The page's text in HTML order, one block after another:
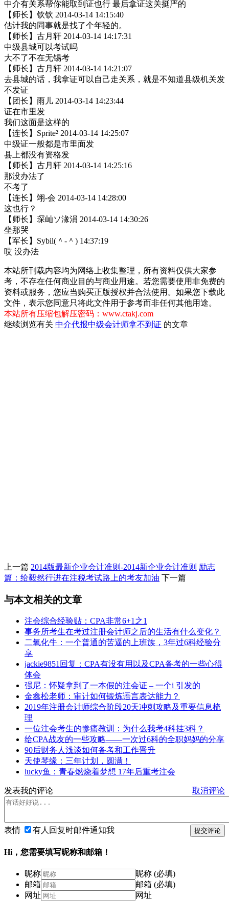
中介有关系帮你能取到证也行 最后拿证这关挺严的
【师长】钦钦 2014-03-14 14:15:40
估计我的同事就是找了个年轻的。
【师长】古月轩 2014-03-14 14:17:31
中级县城可以考试吗
大不了不在无锡考
【师长】古月轩 2014-03-14 14:21:07
去县城的话，我拿证可以自己走关系，就是不知道县级机关发
不发证
【团长】雨儿 2014-03-14 14:23:44
证在市里发
我们这面是这样的
【连长】Sprite² 2014-03-14 14:25:07
中级证一般都是市里面发
县上都没有资格发
【师长】古月轩 2014-03-14 14:25:16
那没办法了
不考了
【连长】翊-会 2014-03-14 14:28:00
这也行？
【师长】琛屾ソ湪涓 2014-03-14 14:30:26
坐那哭
【军长】Sybil(＾-＾) 14:37:19
哎 没办法
本站所刊载内容均为网络上收集整理，所有资料仅供大家参
考，不存在任何商业目的与商业用途。若您需要使用非免费的
资料或服务，您应当购买正版授权并合法使用。如果您下载此
文件，表示您同意只将此文件用于参考而非任何其他用途。
本站所有压缩包解压密码：www.ctakj.com
继续浏览有关 中介代报中级会计师拿不到证 的文章
上一篇 2014版最新企业会计准则-2014新企业会计准则 励志
篇：给毅然行进在注税考试路上的考友加油 下一篇
与本文相关的文章
注会综合经验贴：CPA非常6+1之1
事务所考生在考过注册会计师之后的生活有什么变化？
二氧化牛：一个普通的苦逼的上班族，3年过6科经验分
享
jackie9851回复：CPA有没有用以及CPA备考的一些心得
体会
强尼：怀疑拿到了一本假的注会证 – 一个i 引发的
金鑫松老师：审计如何锻炼语言表达能力？
2019年注册会计师综合阶段20天冲刺攻略及重要信息梳
理
一位注会考生的惨痛教训：为什么我考4科挂3科？
给CPA战友的一些攻略——一次过6科的全职妈妈的分享
90后财务人浅谈如何备考和工作晋升
天使琴缘：三年计划，圆满！
lucky鱼：青春燃烧着梦想 17年后重考注会
发表我的评论 取消评论
提交评论
表情 有人回复时邮件通知我
Hi，您需要填写昵称和邮箱！
昵称
昵称 (必填)
邮箱
邮箱 (必填)
网址
网址